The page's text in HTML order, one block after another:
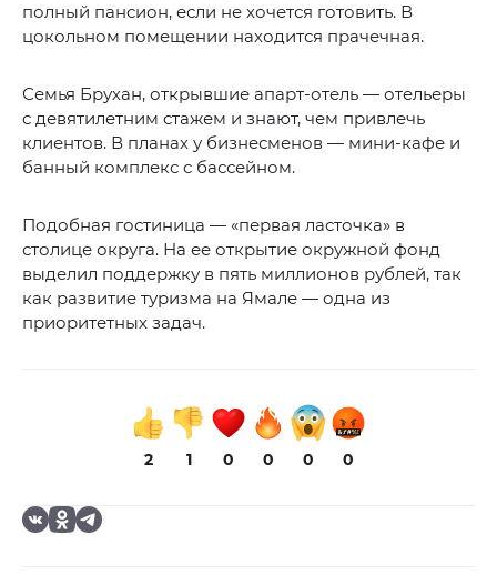
полный пансион, если не хочется готовить. В
цокольном помещении находится прачечная.
Семья Брухан, открывшие апарт-отель — отельеры
с девятилетним стажем и знают, чем привлечь
клиентов. В планах у бизнесменов — мини-кафе и
банный комплекс с бассейном.
Подобная гостиница — «первая ласточка» в
столице округа. На ее открытие окружной фонд
выделил поддержку в пять миллионов рублей, так
как развитие туризма на Ямале — одна из
приоритетных задач.
2 1 0 0 0 0